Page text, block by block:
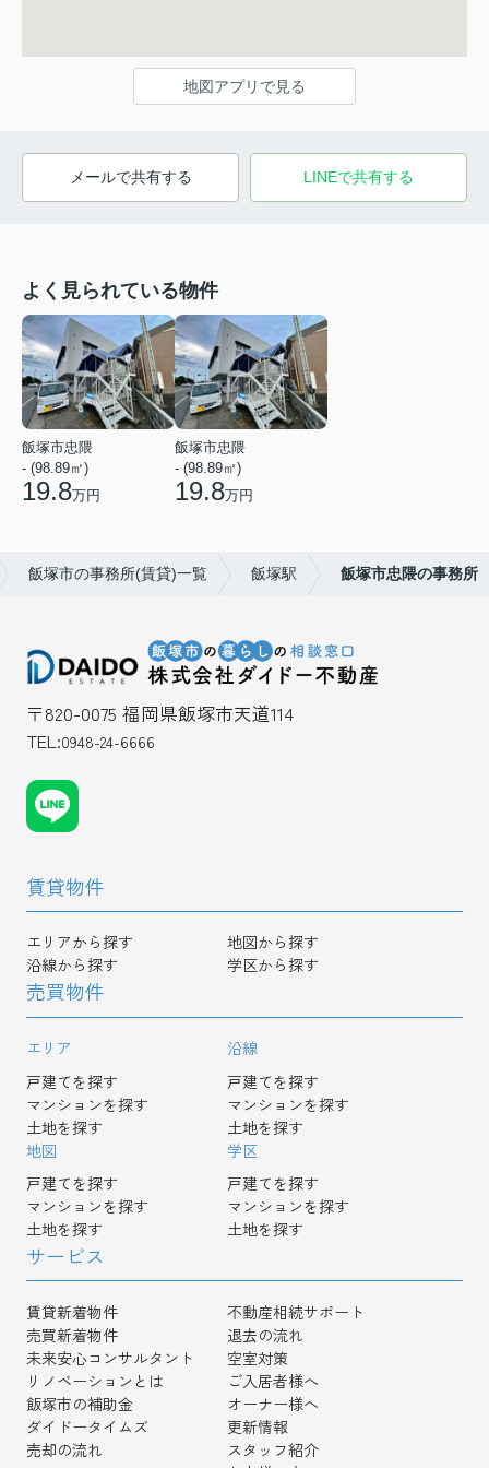
地図アプリで見る
メールで共有する LINEで共有する
よく見られている物件
飯塚市忠隈
- (98.89㎡)
19.8万円
飯塚市忠隈
- (98.89㎡)
19.8万円
飯塚市の事務所(賃貸)一覧 飯塚駅 飯塚市忠隈の事務所
〒820-0075 福岡県飯塚市天道114
TEL:0948-24-6666
賃貸物件
エリアから探す
地図から探す
沿線から探す
学区から探す
売買物件
エリア
戸建てを探す
マンションを探す
土地を探す
沿線
戸建てを探す
マンションを探す
土地を探す
地図
戸建てを探す
マンションを探す
土地を探す
学区
戸建てを探す
マンションを探す
土地を探す
サービス
賃貸新着物件
売買新着物件
未来安心コンサルタント
リノベーションとは
飯塚市の補助金
ダイドータイムズ
売却の流れ
不動産相続サポート
退去の流れ
空室対策
ご入居者様へ
オーナー様へ
更新情報
スタッフ紹介